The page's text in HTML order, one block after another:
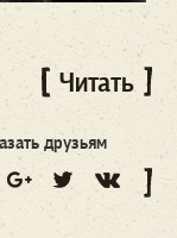
Читать
друзьям